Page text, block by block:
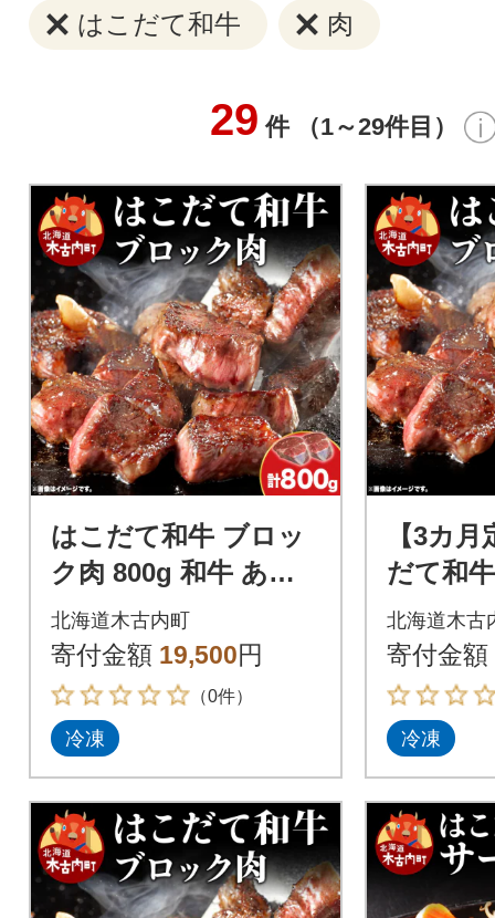
はこだて和牛 肉
29 件 （1～29件目）
はこだて和牛 ブロッ
ク肉 800g 和牛 あか
牛 牛肉 ビーフ 赤身
国産 北海道 ブロック
北海道木古内町
寄付金額 19,500円
（0件）
冷凍
【3カ
だて和
400g×6
牛肉 ビ
北海道木古
寄付金額
冷凍